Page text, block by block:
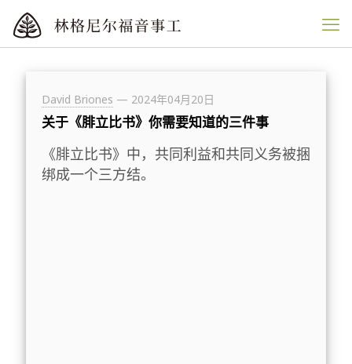
David Briones — 2024年04月20日
关于《腓立比书》你需要知道的三件事
《腓立比书》中，共同利益和共同义务被捆
绑成一个三方结。